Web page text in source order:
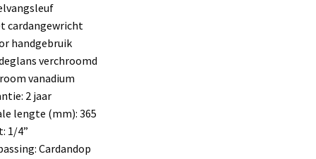
cardangewricht
handgebruik
verchroomd
vanadium
2 jaar
lengte (mm): 365
1/4”
Cardandop